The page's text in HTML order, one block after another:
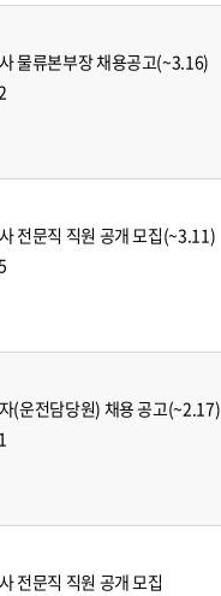
물류본부장 채용공고(~3.16)
전문직 직원 공개 모집(~3.11)
(운전담당원) 채용 공고(~2.17)
전문직 직원 공개 모집